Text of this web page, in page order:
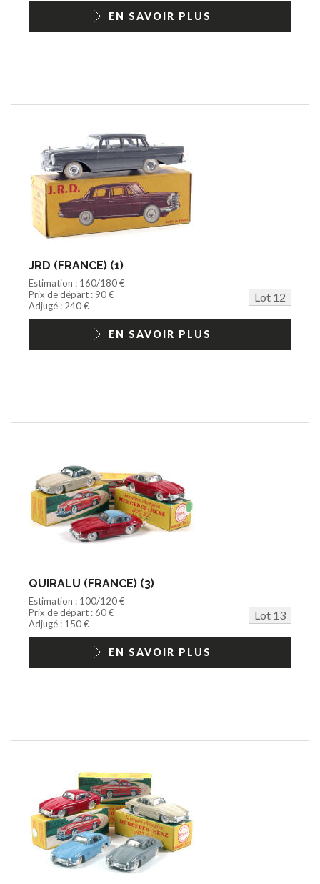
EN SAVOIR PLUS
JRD (FRANCE) (1)
Estimation : 160/180 €
Prix de départ : 90 €
Lot 12
Adjugé : 240 €
EN SAVOIR PLUS
QUIRALU (FRANCE) (3)
Estimation : 100/120 €
Prix de départ : 60 €
Lot 13
Adjugé : 150 €
EN SAVOIR PLUS